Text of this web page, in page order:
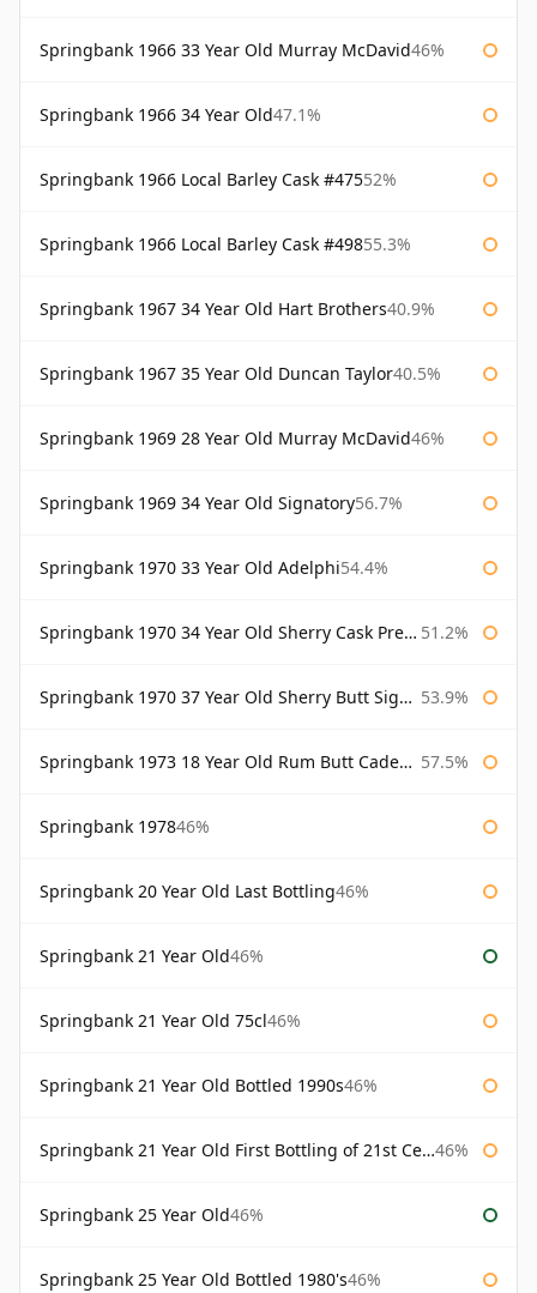
Springbank 1966 33 Year Old Murray McDavid46%
Springbank 1966 34 Year Old47.1%
Springbank 1966 Local Barley Cask #47552%
Springbank 1966 Local Barley Cask #49855.3%
Springbank 1967 34 Year Old Hart Brothers40.9%
Springbank 1967 35 Year Old Duncan Taylor40.5%
Springbank 1969 28 Year Old Murray McDavid46%
Springbank 1969 34 Year Old Signatory56.7%
Springbank 1970 33 Year Old Adelphi54.4%
Springbank 1970 34 Year Old Sherry Cask Prestonfield 51.2%
Springbank 1970 37 Year Old Sherry Butt Signatory Cask Strength Collection 53.9%
Springbank 1973 18 Year Old Rum Butt Cadenhead's 57.5%
Springbank 197846%
Springbank 20 Year Old Last Bottling46%
Springbank 21 Year Old46%
Springbank 21 Year Old 75cl46%
Springbank 21 Year Old Bottled 1990s46%
Springbank 21 Year Old First Bottling of 21st Century 46%
Springbank 25 Year Old46%
Springbank 25 Year Old Bottled 1980's46%